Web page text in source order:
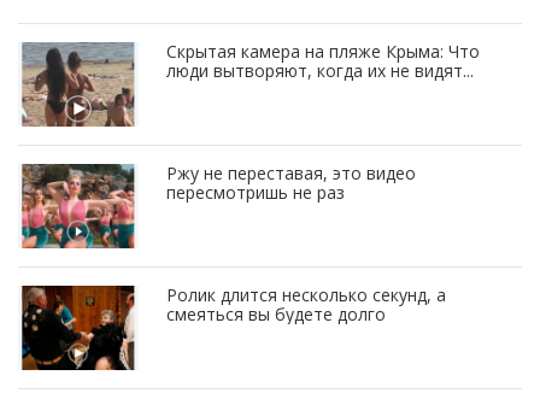
Скрытая камера на пляже Крыма: Что
люди вытворяют, когда их не видят...
Ржу не переставая, это видео
пересмотришь не раз
Ролик длится несколько секунд, а
смеяться вы будете долго